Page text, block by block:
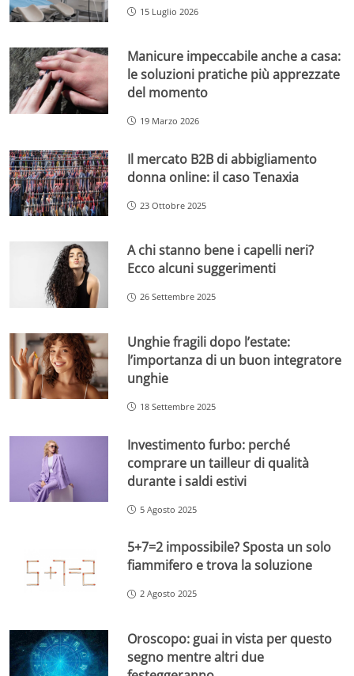
15 Luglio 2026
Manicure impeccabile anche a casa:
le soluzioni pratiche più apprezzate
del momento
19 Marzo 2026
Il mercato B2B di abbigliamento
donna online: il caso Tenaxia
23 Ottobre 2025
A chi stanno bene i capelli neri?
Ecco alcuni suggerimenti
26 Settembre 2025
Unghie fragili dopo l’estate:
l’importanza di un buon integratore
unghie
18 Settembre 2025
Investimento furbo: perché
comprare un tailleur di qualità
durante i saldi estivi
5 Agosto 2025
5+7=2 impossibile? Sposta un solo
fiammifero e trova la soluzione
2 Agosto 2025
Oroscopo: guai in vista per questo
segno mentre altri due